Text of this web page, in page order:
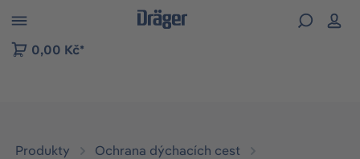
to B2B platform navigation
0,00 Kč*
Produkty
Ochrana dýchacích cest